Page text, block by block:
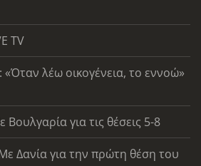
TV
«Όταν λέω οικογένεια, το εννοώ»
για τις θέσεις 5-8
Δανία για την πρώτη θέση του